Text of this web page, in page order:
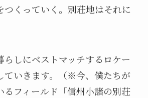
つくっていく。別荘地はそれに
らしにベストマッチするロケー
ていきます。（※今、僕たちが
るフィールド「信州小諸の別荘